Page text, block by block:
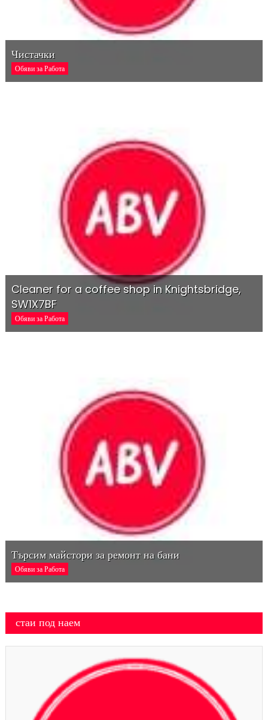
Чистачки
Обяви за Работа
Cleaner for a coffee shop in Knightsbridge,
SW1X7BF
Обяви за Работа
Търсим майстори за ремонт на бани
Обяви за Работа
стаи под наем